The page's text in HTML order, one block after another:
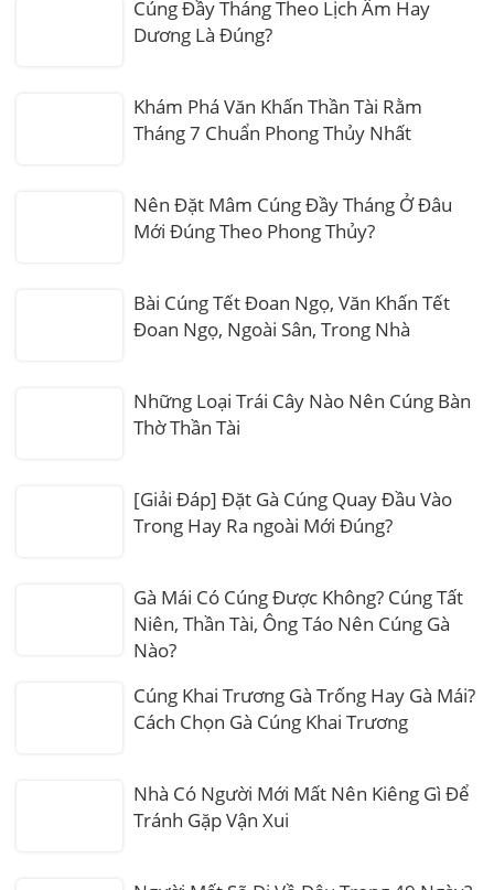
Cúng Đầy Tháng Theo Lịch Âm Hay
Dương Là Đúng?
Khám Phá Văn Khấn Thần Tài Rằm
Tháng 7 Chuẩn Phong Thủy Nhất
Nên Đặt Mâm Cúng Đầy Tháng Ở Đâu
Mới Đúng Theo Phong Thủy?
Bài Cúng Tết Đoan Ngọ, Văn Khấn Tết
Đoan Ngọ, Ngoài Sân, Trong Nhà
Những Loại Trái Cây Nào Nên Cúng Bàn
Thờ Thần Tài
[Giải Đáp] Đặt Gà Cúng Quay Đầu Vào
Trong Hay Ra ngoài Mới Đúng?
Gà Mái Có Cúng Được Không? Cúng Tất
Niên, Thần Tài, Ông Táo Nên Cúng Gà
Nào?
Cúng Khai Trương Gà Trống Hay Gà Mái?
Cách Chọn Gà Cúng Khai Trương
Nhà Có Người Mới Mất Nên Kiêng Gì Để
Tránh Gặp Vận Xui